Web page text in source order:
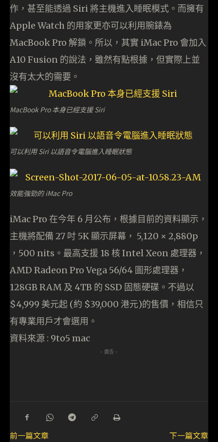
作，甚至能透過 Siri 將主機進入睡眠模式。而擁有
Apple Watch 的用家更亦可以利用腕錶為
MacBook Pro 解鎖。所以，其實 iMac Pro 會加入
A10 Fusion 的說法，雖然有點根據，但實際上並
沒有太大的需要。
MacBook Pro 本身已經支援 Siri
可以利用 Siri 以語音令電腦進入睡眠狀態
效能強勁的 iMac Pro
iMac Pro 在今年 6 月公布，根據目前的資料顯示，
主機將配備 27 吋 5K 顯示屏幕， 5,120 × 2,880p
，500 nits。最高支援 18 核 Intel Xeon 處理器，
AMD Radeon Pro Vega 56/64 圖形處理器，
128GB RAM 及 4TB 的 SSD 固態硬碟。不過以
$4,999 美元起 (約 $39,000 港元)的售價，相信只
有專業用戶才會選用。
資料來源 : 9to5 mac
- 廣告 -
前一篇文章
下一篇文章